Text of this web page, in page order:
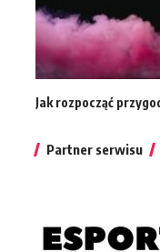
Jak rozpocząć
Partner serwisu